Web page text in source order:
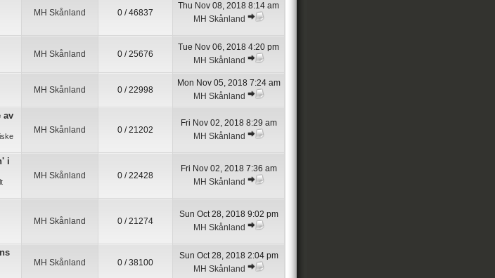
MH Skånland 0 / 46837
Thu Nov 08, 2018 8:14 am
MH Skånland
MH Skånland 0 / 25676
Tue Nov 06, 2018 4:20 pm
MH Skånland
MH Skånland 0 / 22998
Mon Nov 05, 2018 7:24 am
MH Skånland
av
MH Skånland 0 / 21202
Fri Nov 02, 2018 8:29 am
MH Skånland
i
MH Skånland 0 / 22428
Fri Nov 02, 2018 7:36 am
MH Skånland
MH Skånland 0 / 21274
Sun Oct 28, 2018 9:02 pm
MH Skånland
MH Skånland 0 / 38100
Sun Oct 28, 2018 2:04 pm
MH Skånland